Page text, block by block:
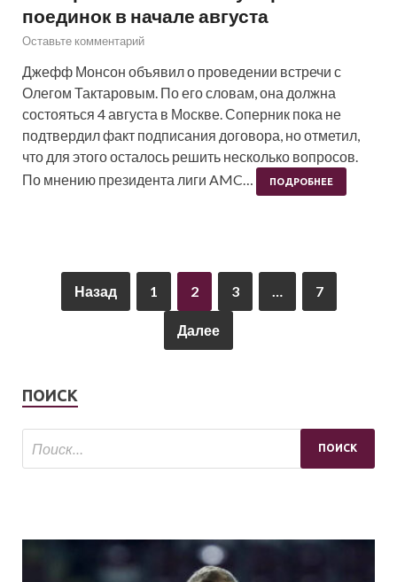
поединок в начале августа
Оставьте комментарий
Джефф Монсон объявил о проведении встречи с
Олегом Тактаровым. По его словам, она должна
состояться 4 августа в Москве. Соперник пока не
подтвердил факт подписания договора, но отметил,
что для этого осталось решить несколько вопросов.
По мнению президента лиги AMC…
ПОДРОБНЕЕ
Назад 1 2 3 7
Далее
ПОИСК